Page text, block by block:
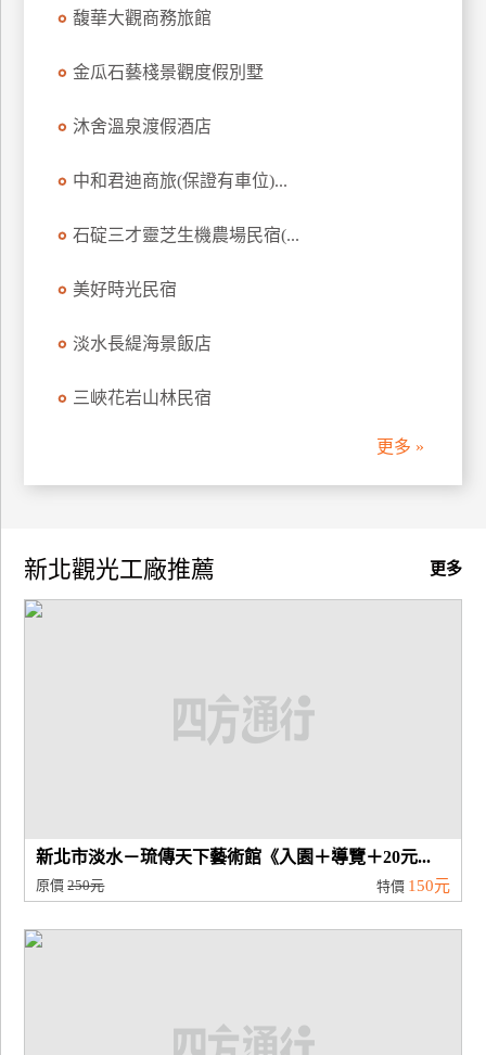
商
合
作
商
品
宣
馥華大觀商務旅館
金瓜石藝棧景觀度假別墅
沐舍溫泉渡假酒店
中和君迪商旅(保證有車位)...
石碇三才靈芝生機農場民宿(...
美好時光民宿
淡水長緹海景飯店
三峽花岩山林民宿
更多 »
更多
新北觀光工廠推薦
新北市淡水－琉傳天下藝術館《入園＋導覽＋20元...
原價250元 特價 150元